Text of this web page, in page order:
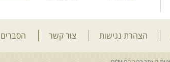
הצהרת נגישות צור קשר הסברים